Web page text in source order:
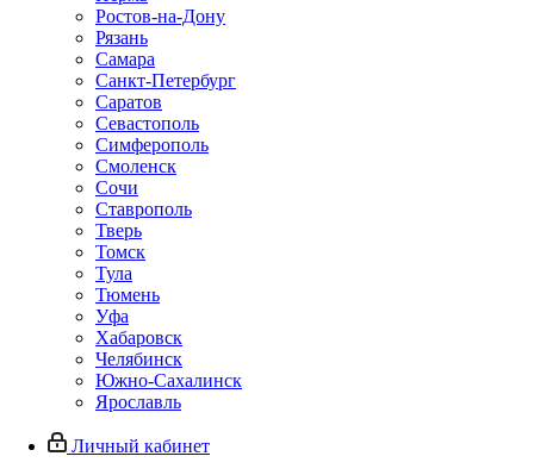
Ростов-на-Дону
Рязань
Самара
Санкт-Петербург
Саратов
Севастополь
Симферополь
Смоленск
Сочи
Ставрополь
Тверь
Томск
Тула
Тюмень
Уфа
Хабаровск
Челябинск
Южно-Сахалинск
Ярославль
Личный кабинет